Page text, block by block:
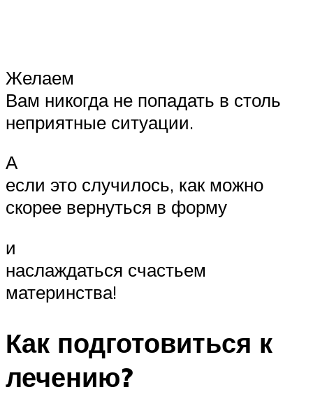
Желаем
Вам никогда не попадать в столь
неприятные ситуации.
А
если это случилось, как можно
скорее вернуться в форму
и
наслаждаться счастьем
материнства!
Как подготовиться к
лечению?